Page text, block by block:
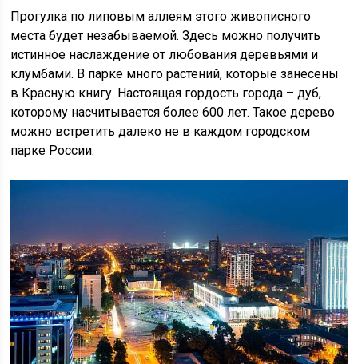
Прогулка по липовым аллеям этого живописного
места будет незабываемой. Здесь можно получить
истинное наслаждение от любования деревьями и
клумбами. В парке много растений, которые занесены
в Красную книгу. Настоящая гордость города – дуб,
которому насчитывается более 600 лет. Такое дерево
можно встретить далеко не в каждом городском
парке России.